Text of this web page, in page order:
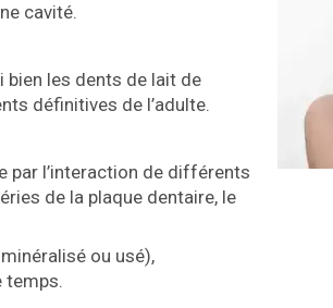
cavité.
bien les dents de lait de
définitives de l’adulte.
par l’interaction de différents
de la plaque dentaire, le
ou usé),
temps.